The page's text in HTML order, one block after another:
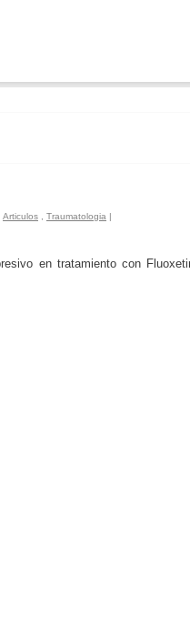
Articulos Traumatologia |
en tratamiento con